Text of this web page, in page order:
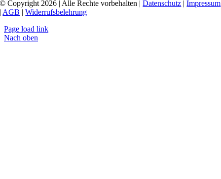
© Copyright 2026 | Alle Rechte vorbehalten |Datenschutz |Impressum
| AGB |Widerrufsbelehrung
Page load link
Nach oben